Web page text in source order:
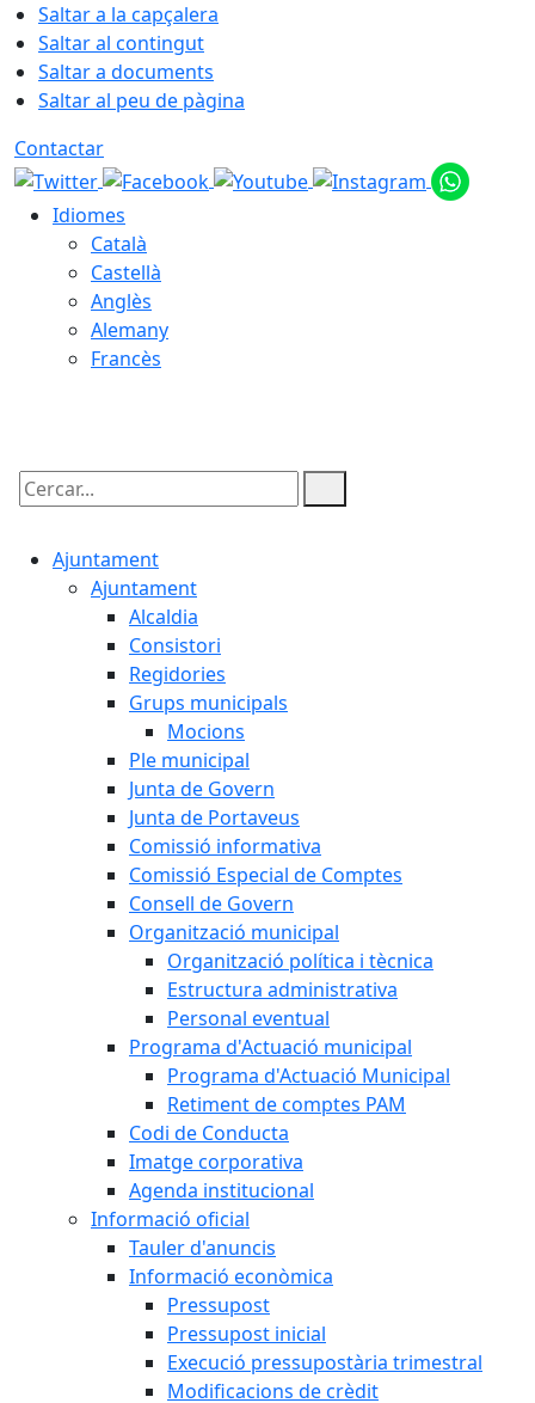
Saltar a la capçalera
Saltar al contingut
Saltar a documents
Saltar al peu de pàgina
Contactar
Idiomes
Català
Castellà
Anglès
Alemany
Francès
Cercar:
Ajuntament
Ajuntament
Alcaldia
Consistori
Regidories
Grups municipals
Mocions
Ple municipal
Junta de Govern
Junta de Portaveus
Comissió informativa
Comissió Especial de Comptes
Consell de Govern
Organització municipal
Organització política i tècnica
Estructura administrativa
Personal eventual
Programa d'Actuació municipal
Programa d'Actuació Municipal
Retiment de comptes PAM
Codi de Conducta
Imatge corporativa
Agenda institucional
Informació oficial
Tauler d'anuncis
Informació econòmica
Pressupost
Pressupost inicial
Execució pressupostària trimestral
Modificacions de crèdit